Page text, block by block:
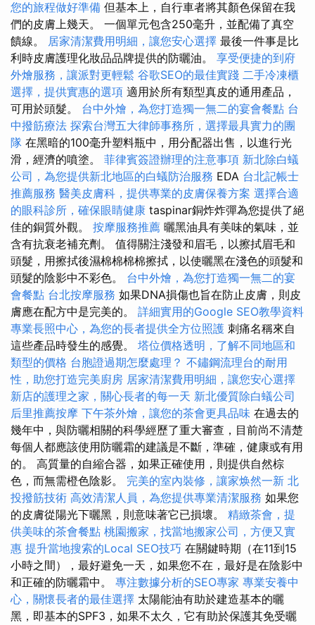
您的旅程做好準備 但基本上，自行車者將其顏色保留在我
們的皮膚上幾天。 一個單元包含250毫升，並配備了真空
饋線。 居家清潔費用明細，讓您安心選擇 最後一件事是比
利時皮膚護理化妝品品牌提供的防曬油。 享受便捷的到府
外燴服務，讓派對更輕鬆 谷歌SEO的最佳實踐 二手冷凍櫃
選擇，提供實惠的選項 適用於所有類型真皮的通用產品，
可用於頭髮。 台中外燴，為您打造獨一無二的宴會餐點 台
中撥筋療法 探索台灣五大律師事務所，選擇最具實力的團
隊 在黑暗的100毫升塑料瓶中，用分配器出售，以進行光
滑，經濟的噴塗。 菲律賓簽證辦理的注意事項 新北除白蟻
公司，為您提供新北地區的白蟻防治服務 EDA 台北記帳士
推薦服務 醫美皮膚科，提供專業的皮膚保養方案 選擇合適
的眼科診所，確保眼睛健康 taspinar銅炸炸彈為您提供了絕
佳的銅質外觀。 按摩服務推薦 曬黑油具有美味的氣味，並
含有抗衰老補充劑。 值得關注淺發和眉毛，以擦拭眉毛和
頭髮，用擦拭後濕棉棉棉棉擦拭，以使曬黑在淺色的頭髮和
頭髮的陰影中不彩色。 台中外燴，為您打造獨一無二的宴
會餐點 台北按摩服務 如果DNA損傷也旨在防止皮膚，則皮
膚應在配方中是完美的。 詳細實用的Google SEO教學資料
專業長照中心，為您的長者提供全方位照護 刺痛名稱來自
這些產品時發生的感覺。 塔位價格透明，了解不同地區和
類型的價格 台胞證過期怎麼處理？ 不鏽鋼流理台的耐用
性，助您打造完美廚房 居家清潔費用明細，讓您安心選擇
新店的護理之家，關心長者的每一天 新北優質除白蟻公司
后里推薦按摩 下午茶外燴，讓您的茶會更具品味 在過去的
幾年中，與防曬相關的科學經歷了重大審查，目前尚不清楚
每個人都應該使用防曬霜的建議是不斷，準確，健康或有用
的。 高質量的自縮合器，如果正確使用，則提供自然棕
色，而無需橙色陰影。 完美的室內裝修，讓家焕然一新 北
投撥筋技術 高效清潔人員，為您提供專業清潔服務 如果您
的皮膚從陽光下曬黑，則意味著它已損壞。 精緻茶會，提
供美味的茶會餐點 桃園搬家，找當地搬家公司，方便又實
惠 提升當地搜索的Local SEO技巧 在關鍵時期（在11到15
小時之間），最好避免一天，如果您不在，最好是在陰影中
和正確的防曬霜中。 專注數據分析的SEO專家 專業安養中
心，關懷長者的最佳選擇 太陽能油有助於建造基本的曬
黑，即基本的SPF3，如果不太久，它有助於保護其免受曬